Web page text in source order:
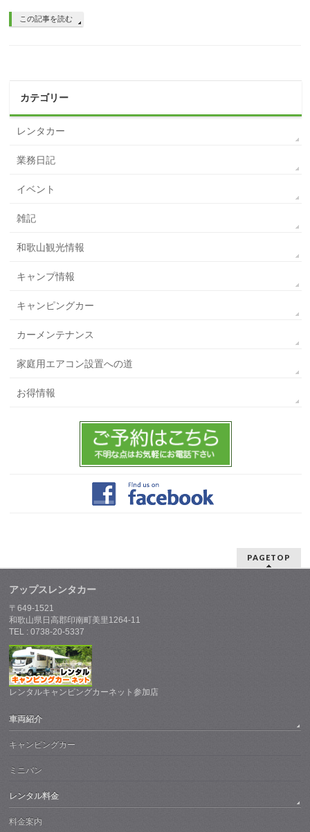
この記事を読む
カテゴリー
レンタカー
業務日記
イベント
雑記
和歌山観光情報
キャンプ情報
キャンピングカー
カーメンテナンス
家庭用エアコン設置への道
お得情報
PAGETOP
アップスレンタカー
〒649-1521
和歌山県日高郡印南町美里1264-11
TEL : 0738-20-5337
レンタルキャンピングカーネット参加店
車両紹介
キャンピングカー
ミニバン
レンタル料金
料金案内